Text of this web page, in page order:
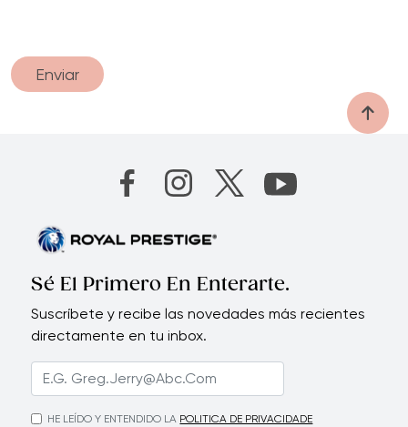
Enviar
Sé El Primero En Enterarte.
Suscríbete y recibe las novedades más recientes
directamente en tu inbox.
HE LEÍDO Y ENTENDIDO LA POLITICA DE PRIVACIDADE